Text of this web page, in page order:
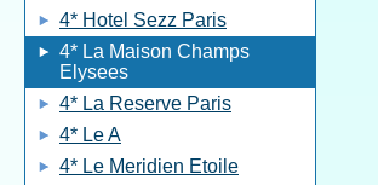
4* Hotel Sezz Paris
4* La Maison Champs
Elysees
4* La Reserve Paris
4* Le A
4* Le Meridien Etoile